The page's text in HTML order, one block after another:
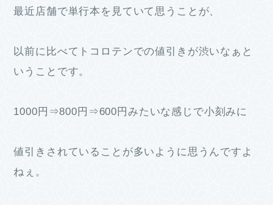
最近店舗で単行本を見ていて思うことが、
以前に比べてトコロテンでの値引きが渋いなぁと
いうことです。
1000円⇒800円⇒600円みたいな感じで小刻みに
値引きされていることが多いように思うんですよ
ねぇ。